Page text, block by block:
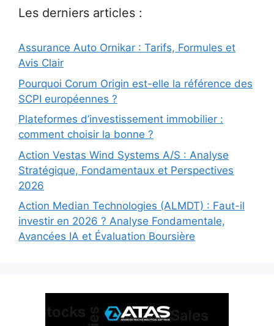
Les derniers articles :
Assurance Auto Ornikar : Tarifs, Formules et
Avis Clair
Pourquoi Corum Origin est-elle la référence des
SCPI européennes ?
Plateformes d’investissement immobilier :
comment choisir la bonne ?
Action Vestas Wind Systems A/S : Analyse
Stratégique, Fondamentaux et Perspectives
2026
Action Median Technologies (ALMDT) : Faut-il
investir en 2026 ? Analyse Fondamentale,
Avancées IA et Évaluation Boursière